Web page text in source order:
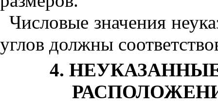
Числовые значения
углов должны соответство
4.